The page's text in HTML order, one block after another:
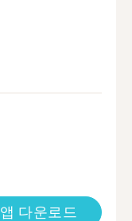
앱 다운로드